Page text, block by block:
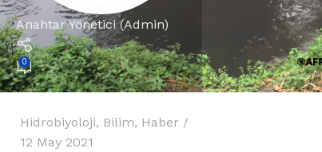
Anahtar Yönetici (Admin)
0
Hidrobiyoloji, Bilim, Haber
12 May 2021